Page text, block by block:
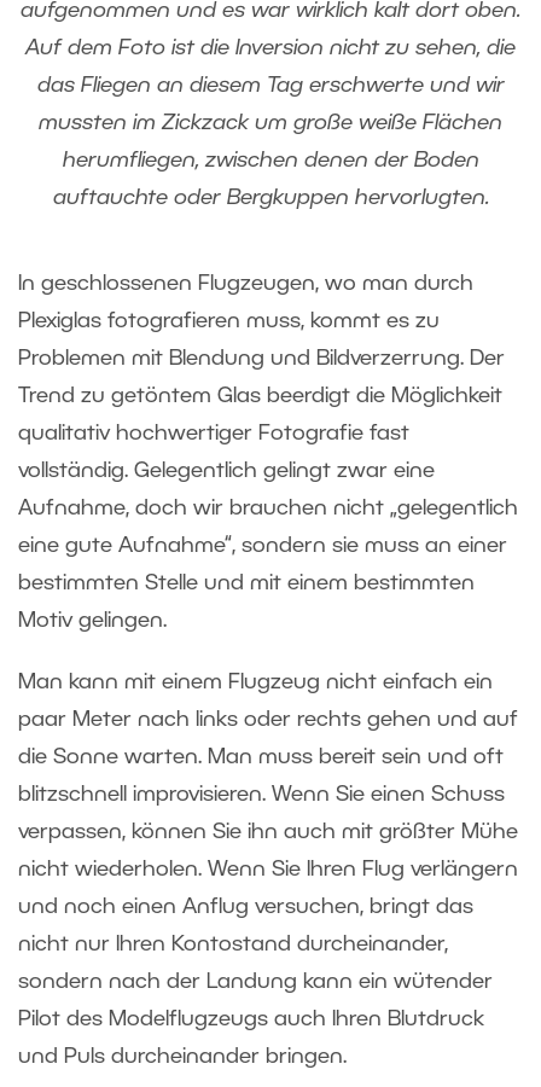
aufgenommen und es war wirklich kalt dort oben.
Auf dem Foto ist die Inversion nicht zu sehen, die
das Fliegen an diesem Tag erschwerte und wir
mussten im Zickzack um große weiße Flächen
herumfliegen, zwischen denen der Boden
auftauchte oder Bergkuppen hervorlugten.
In geschlossenen Flugzeugen, wo man durch
Plexiglas fotografieren muss, kommt es zu
Problemen mit Blendung und Bildverzerrung. Der
Trend zu getöntem Glas beerdigt die Möglichkeit
qualitativ hochwertiger Fotografie fast
vollständig. Gelegentlich gelingt zwar eine
Aufnahme, doch wir brauchen nicht „gelegentlich
eine gute Aufnahme“, sondern sie muss an einer
bestimmten Stelle und mit einem bestimmten
Motiv gelingen.
Man kann mit einem Flugzeug nicht einfach ein
paar Meter nach links oder rechts gehen und auf
die Sonne warten. Man muss bereit sein und oft
blitzschnell improvisieren. Wenn Sie einen Schuss
verpassen, können Sie ihn auch mit größter Mühe
nicht wiederholen. Wenn Sie Ihren Flug verlängern
und noch einen Anflug versuchen, bringt das
nicht nur Ihren Kontostand durcheinander,
sondern nach der Landung kann ein wütender
Pilot des Modelflugzeugs auch Ihren Blutdruck
und Puls durcheinander bringen.